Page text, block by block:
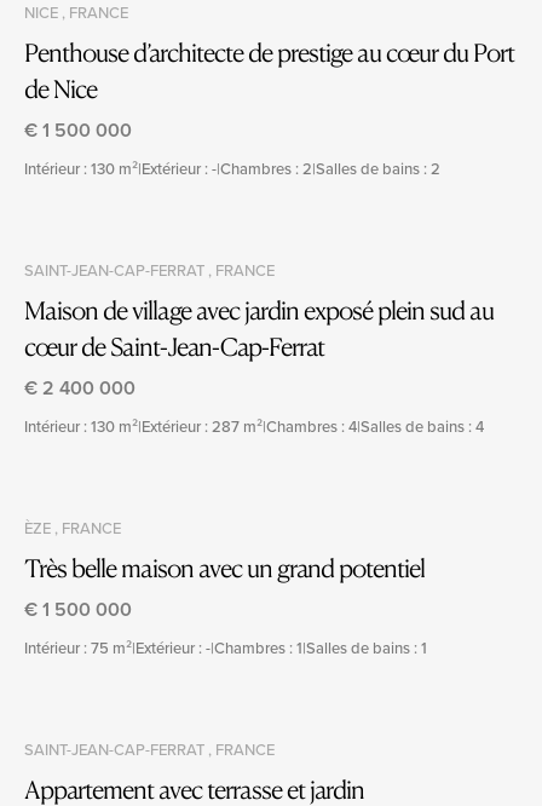
NICE , FRANCE
Penthouse d’architecte de prestige au cœur du Port
de Nice
€ 1 500 000
Intérieur : 130 m²|Extérieur : -|Chambres : 2|Salles de bains : 2
SAINT-JEAN-CAP-FERRAT , FRANCE
Maison de village avec jardin exposé plein sud au
cœur de Saint-Jean-Cap-Ferrat
€ 2 400 000
Intérieur : 130 m²|Extérieur : 287 m²|Chambres : 4|Salles de bains : 4
ÈZE , FRANCE
Très belle maison avec un grand potentiel
€ 1 500 000
Intérieur : 75 m²|Extérieur : -|Chambres : 1|Salles de bains : 1
SAINT-JEAN-CAP-FERRAT , FRANCE
Appartement avec terrasse et jardin